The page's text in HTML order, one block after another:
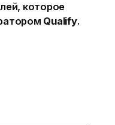
которое
Qualify.